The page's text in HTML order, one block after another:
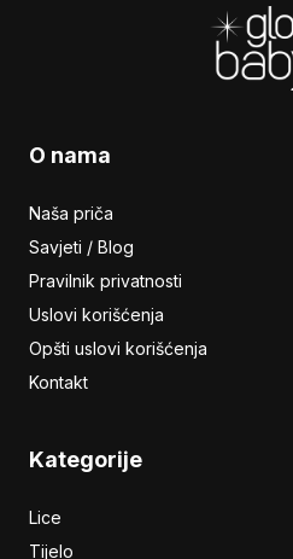
O nama
Naša priča
Savjeti / Blog
Pravilnik privatnosti
Uslovi korišćenja
Opšti uslovi korišćenja
Kontakt
Kategorije
Lice
Tijelo